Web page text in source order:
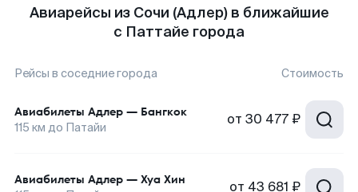
Авиарейсы из Сочи (Адлер) в ближайшие
с Паттайе города
Рейсы в соседние города Стоимость
Авиабилеты Адлер — Бангкок
115 км до Патайи от 30 477 ₽
Авиабилеты Адлер — Хуа Хин от 43 681 ₽